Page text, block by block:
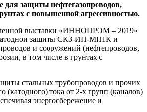
защиты нефтегазопроводов,
с повышенной агрессивностью.
выставки «ИННОПРОМ – 2019»
катодной защиты СКЗ-ИП-МН1К и
и сооружений (нефтепроводов,
в том числе в грунтах с
стальных трубопроводов и прочих
(катодного) тока от 2-х групп (каналов)
энергосбережение и